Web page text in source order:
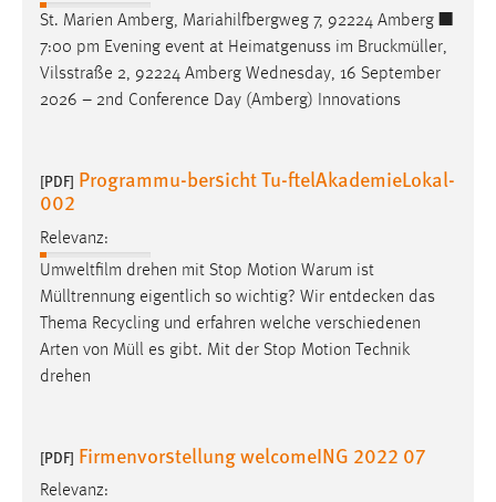
St. Marien Amberg, Mariahilfbergweg 7, 92224 Amberg ■
7:00 pm Evening event at Heimatgenuss im Bruckmüller,
Vilsstraße 2, 92224 Amberg Wednesday, 16 September
2026 – 2nd Conference Day (Amberg) Innovations
[PDF] Programmu-bersicht Tu-ftelAkademieLokal-
002
Relevanz:
Umweltfilm drehen mit Stop Motion Warum ist
Mülltrennung eigentlich so wichtig? Wir entdecken das
Thema Recycling und erfahren welche verschiedenen
Arten von Müll es gibt. Mit der Stop Motion Technik
drehen
[PDF] Firmenvorstellung welcomeING 2022 07
Relevanz: